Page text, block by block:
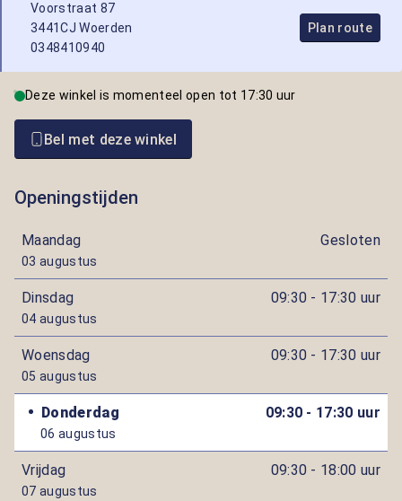
Voorstraat 87
3441CJ Woerden
0348410940
Plan route
Deze winkel is momenteel open tot 17:30 uur
Bel met deze winkel
Openingstijden
Maandag
03 augustus
Gesloten
Dinsdag
04 augustus
09:30 - 17:30 uur
Woensdag
05 augustus
09:30 - 17:30 uur
Donderdag
06 augustus
09:30 - 17:30 uur
Vrijdag
07 augustus
09:30 - 18:00 uur